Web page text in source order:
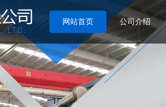
网站首页 公司介绍